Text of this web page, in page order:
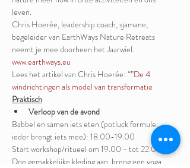
leven.
Chris Hoerée, leadership coach, sjamane,
begeleider van EarthWays Nature Retreats
neemt je mee doorheen het Jaarwiel.
www.earthways.eu
Lees het artikel van Chris Hoerée: “”De 4
windrichtingen als model van transformatie
Praktisch
Verloop van de avond
Babbel en samen iets eten (potluck formule:
ieder brengt iets mee): 18.00-19.00
Start workshop/ritueel om 19.00 - tot 22.00
Doe gemakkelijke kleding aan, breng een yoga